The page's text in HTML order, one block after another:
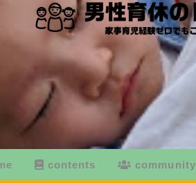
contents community